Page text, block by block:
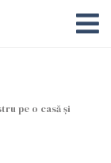
pe o casă şi